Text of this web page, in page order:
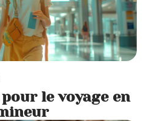
le voyage en